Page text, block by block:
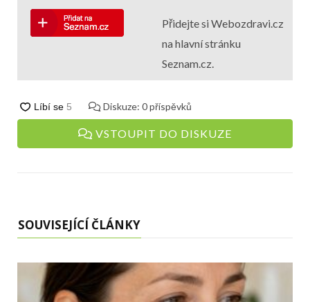
Přidejte si Webozdravi.cz
na hlavní stránku
Seznam.cz.
Diskuze: 0příspěvků
VSTOUPIT DO DISKUZE
SOUVISEJÍCÍ ČLÁNKY